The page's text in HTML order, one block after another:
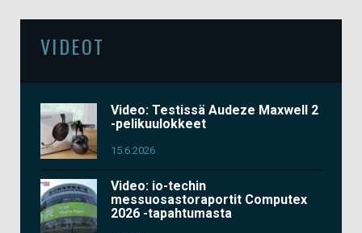
VIDEOT
Video: Testissä Audeze Maxwell 2
-pelikuulokkeet
15.6.2026
Video: io-techin
messuosastoraportit Computex
2026 -tapahtumasta